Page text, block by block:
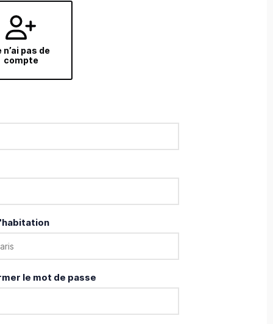
n’ai pas de
compte
le mot de passe